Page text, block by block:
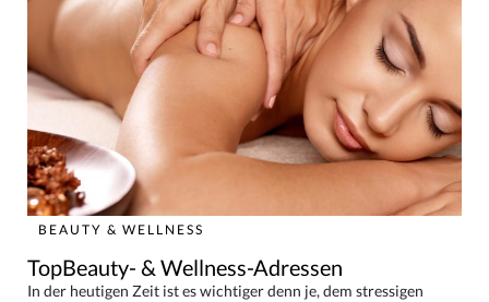
BEAUTY & WELLNESS
TopBeauty- & Wellness-Adressen
In der heutigen Zeit ist es wichtiger denn je, dem stressigen